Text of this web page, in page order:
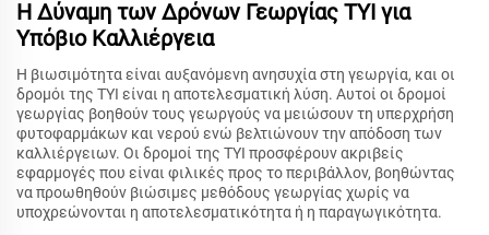
Η Δύναμη των Δρόνων Γεωργίας TYI για
Υπόβιο Καλλιέργεια
Η βιωσιμότητα είναι αυξανόμενη ανησυχία στη γεωργία, και οι
δρομόι της TYI είναι η αποτελεσματική λύση. Αυτοί οι δρομοί
γεωργίας βοηθούν τους γεωργούς να μειώσουν τη υπερχρήση
φυτοφαρμάκων και νερού ενώ βελτιώνουν την απόδοση των
καλλιέργειων. Οι δρομοί της TYI προσφέρουν ακριβείς
εφαρμογές που είναι φιλικές προς το περιβάλλον, βοηθώντας
να προωθηθούν βιώσιμες μεθόδους γεωργίας χωρίς να
υποχρεώνονται η αποτελεσματικότητα ή η παραγωγικότητα.